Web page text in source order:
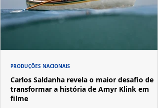
Carlos Saldanha revela o maior desafio de
transformar a história de Amyr Klink em
filme
PRODUÇÕES NACIONAIS